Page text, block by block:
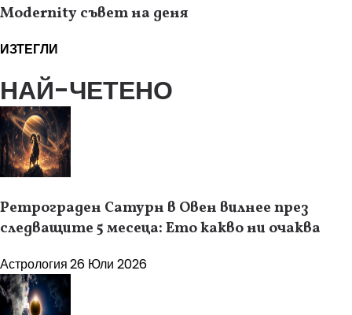
Modernity съвет на деня
ИЗТЕГЛИ
НАЙ-ЧЕТЕНО
Ретрограден Сатурн в Овен вилнее през
следващите 5 месеца: Ето какво ни очаква
Астрология26 Юли 2026